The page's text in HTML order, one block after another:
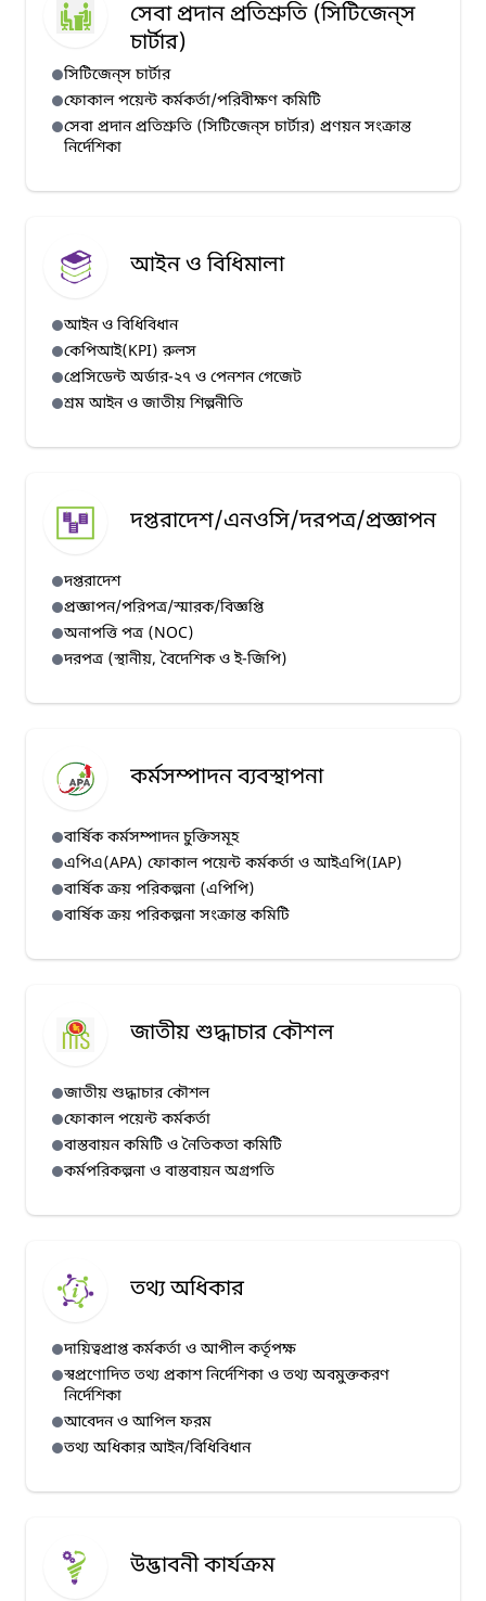
সেবা প্রদান প্রতিশ্রুতি (সিটিজেন্‌স
চার্টার)
সিটিজেন্‌স চার্টার
ফোকাল পয়েন্ট কর্মকর্তা/পরিবীক্ষণ কমিটি
সেবা প্রদান প্রতিশ্রুতি (সিটিজেন্‌স চার্টার) প্রণয়ন সংক্রান্ত
নির্দেশিকা
আইন ও বিধিমালা
আইন ও বিধিবিধান
কেপিআই(KPI) রুলস
প্রেসিডেন্ট অর্ডার-২৭ ও পেনশন গেজেট
শ্রম আইন ও জাতীয় শিল্পনীতি
দপ্তরাদেশ/এনওসি/দরপত্র/প্রজ্ঞাপন
দপ্তরাদেশ
প্রজ্ঞাপন/পরিপত্র/স্মারক/বিজ্ঞপ্তি
অনাপত্তি পত্র (NOC)
দরপত্র (স্থানীয়, বৈদেশিক ও ই-জিপি)
কর্মসম্পাদন ব্যবস্থাপনা
বার্ষিক কর্মসম্পাদন চুক্তিসমূহ
এপিএ(APA) ফোকাল পয়েন্ট কর্মকর্তা ও আইএপি(IAP)
বার্ষিক ক্রয় পরিকল্পনা (এপিপি)
বার্ষিক ক্রয় পরিকল্পনা সংক্রান্ত কমিটি
জাতীয় শুদ্ধাচার কৌশল
জাতীয় শুদ্ধাচার কৌশল
ফোকাল পয়েন্ট কর্মকর্তা
বাস্তবায়ন কমিটি ও নৈতিকতা কমিটি
কর্মপরিকল্পনা ও বাস্তবায়ন অগ্রগতি
তথ্য অধিকার
দায়িত্বপ্রাপ্ত কর্মকর্তা ও আপীল কর্তৃপক্ষ
স্বপ্রণোদিত তথ্য প্রকাশ নির্দেশিকা ও তথ্য অবমুক্তকরণ
নির্দেশিকা
আবেদন ও আপিল ফরম
তথ্য অধিকার আইন/বিধিবিধান
উদ্ভাবনী কার্যক্রম